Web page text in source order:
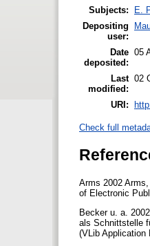
Subjects:
E.
Depositing
user:
Date
deposited:
05
Last
modified:
02
URI:
Check full
Arms 2002
of Electronic
Becker u. a.
als Schnittstelle
(VLib